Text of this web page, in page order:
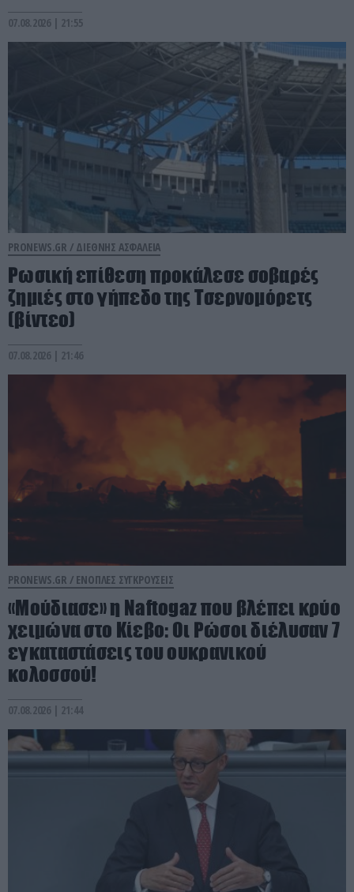
07.08.2026 | 21:55
PRONEWS.GR / ΔΙΕΘΝΗΣ ΑΣΦΑΛΕΙΑ
Ρωσική επίθεση προκάλεσε σοβαρές
ζημιές στο γήπεδο της Τσερνομόρετς
(βίντεο)
07.08.2026 | 21:46
PRONEWS.GR / ΕΝΟΠΛΕΣ ΣΥΓΚΡΟΥΣΕΙΣ
«Μούδιασε» η Naftogaz που βλέπει κρύο
χειμώνα στο Κίεβο: Οι Ρώσοι διέλυσαν 7
εγκαταστάσεις του ουκρανικού
κολοσσού!
07.08.2026 | 21:44